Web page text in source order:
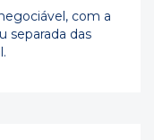
com a
separada das